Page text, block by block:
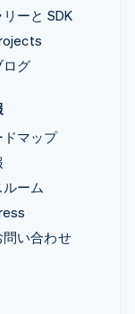
ーと SDK
ログ
マップ
ーム
い合わせ